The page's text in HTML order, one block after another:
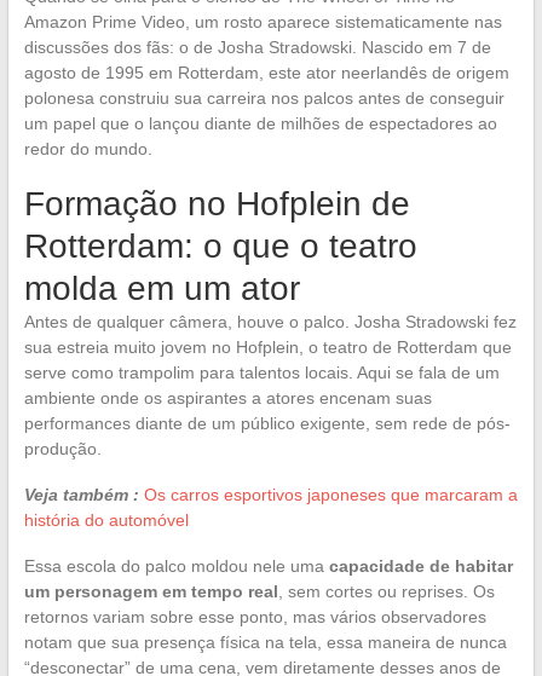
Amazon Prime Video, um rosto aparece sistematicamente nas
discussões dos fãs: o de Josha Stradowski. Nascido em 7 de
agosto de 1995 em Rotterdam, este ator neerlandês de origem
polonesa construiu sua carreira nos palcos antes de conseguir
um papel que o lançou diante de milhões de espectadores ao
redor do mundo.
Formação no Hofplein de
Rotterdam: o que o teatro
molda em um ator
Antes de qualquer câmera, houve o palco. Josha Stradowski fez
sua estreia muito jovem no Hofplein, o teatro de Rotterdam que
serve como trampolim para talentos locais. Aqui se fala de um
ambiente onde os aspirantes a atores encenam suas
performances diante de um público exigente, sem rede de pós-
produção.
Veja também : Os carros esportivos japoneses que marcaram a
história do automóvel
Essa escola do palco moldou nele uma capacidade de habitar
um personagem em tempo real , sem cortes ou reprises. Os
retornos variam sobre esse ponto, mas vários observadores
notam que sua presença física na tela, essa maneira de nunca
“desconectar” de uma cena, vem diretamente desses anos de